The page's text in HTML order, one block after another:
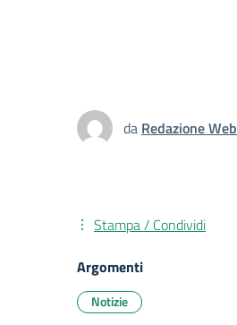
da Redazione Web
Stampa / Condividi
Argomenti
Notizie